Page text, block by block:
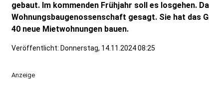
gebaut. Im kommenden Frühjahr soll es losgehen.
Wohnungsbaugenossenschaft gesagt. Sie hat das
40 neue Mietwohnungen bauen.
Veröffentlicht: Donnerstag, 14.11.2024 08:25
Anzeige